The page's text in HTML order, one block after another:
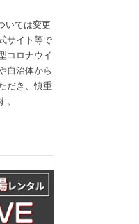
いては変更
サイト等で
コロナウイ
自治体から
だき、慎重